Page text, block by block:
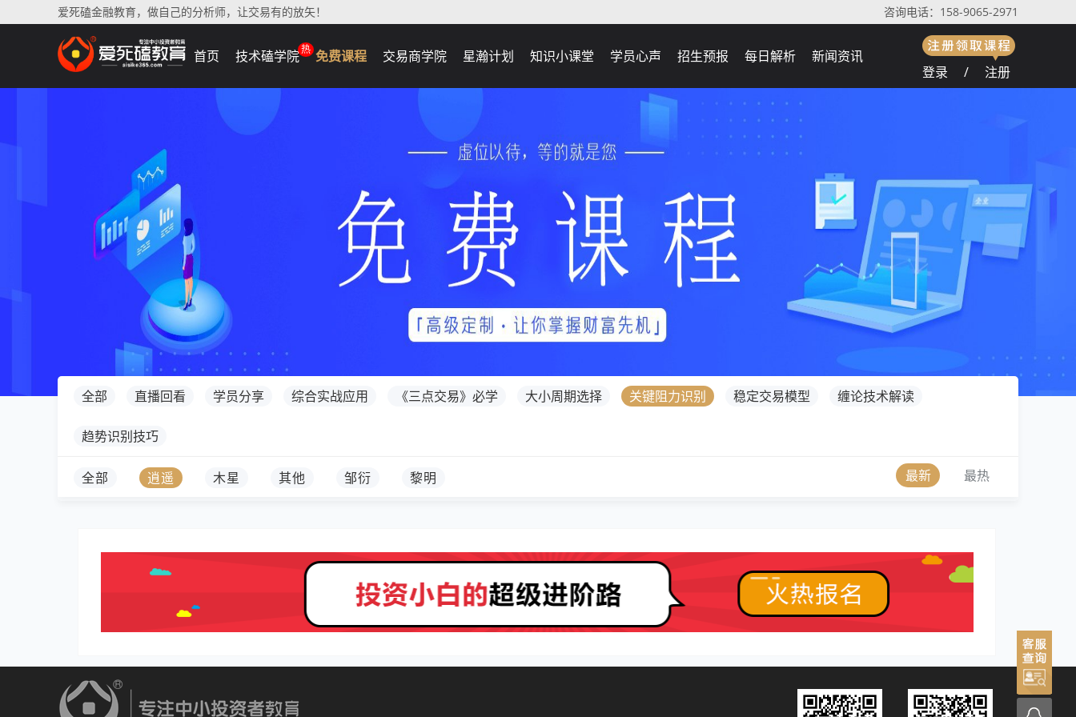
爱死磕金融教育，做自己的分析师，让交易有的放矢！ 咨询电话：158-9065-2971
首页 技术磕学院热 免费课程 交易商学院 星瀚计划 知识小课堂 学员心声 招生预报 每日解析
新闻资讯
登录
/ 注册
全部 直播回看 学员分享 综合实战应用 《三点交易》必学 大小周期选择 关键阻力识别 稳定交易模型 缠论技术解读
趋势识别技巧
全部 逍遥 木星 其他 邹衍 黎明 最新 最热